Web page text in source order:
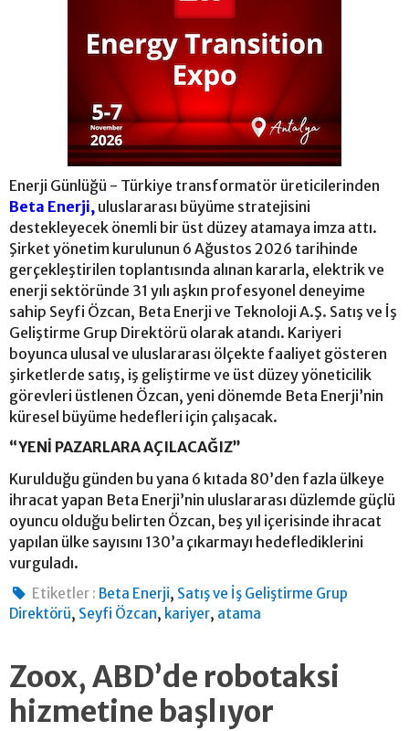
Enerji Günlüğü - Türkiye transformatör üreticilerinden
Beta Enerji, uluslararası büyüme stratejisini
destekleyecek önemli bir üst düzey atamaya imza attı.
Şirket yönetim kurulunun 6 Ağustos 2026 tarihinde
gerçekleştirilen toplantısında alınan kararla, elektrik ve
enerji sektöründe 31 yılı aşkın profesyonel deneyime
sahip Seyfi Özcan, Beta Enerji ve Teknoloji A.Ş. Satış ve İş
Geliştirme Grup Direktörü olarak atandı. Kariyeri
boyunca ulusal ve uluslararası ölçekte faaliyet gösteren
şirketlerde satış, iş geliştirme ve üst düzey yöneticilik
görevleri üstlenen Özcan, yeni dönemde Beta Enerji’nin
küresel büyüme hedefleri için çalışacak.
“YENİ PAZARLARA AÇILACAĞIZ”
Kurulduğu günden bu yana 6 kıtada 80’den fazla ülkeye
ihracat yapan Beta Enerji’nin uluslararası düzlemde güçlü
oyuncu olduğu belirten Özcan, beş yıl içerisinde ihracat
yapılan ülke sayısını 130’a çıkarmayı hedeflediklerini
vurguladı.
Etiketler : Beta Enerji, Satış ve İş Geliştirme Grup
Direktörü, Seyfi Özcan, kariyer, atama
Zoox, ABD’de robotaksi
hizmetine başlıyor